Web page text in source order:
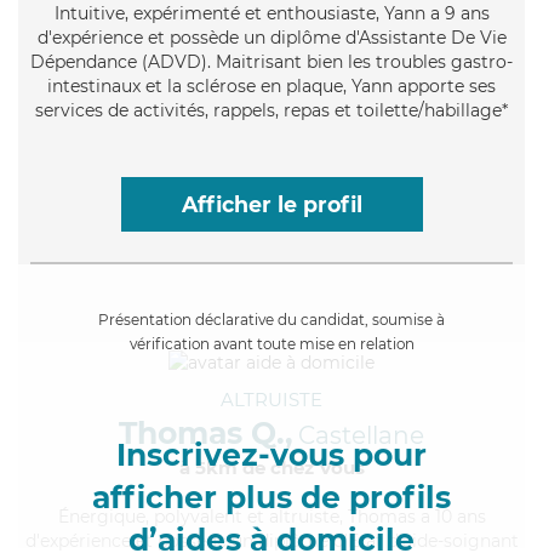
Intuitive, expérimenté et enthousiaste, Yann a 9 ans
d'expérience et possède un diplôme d'Assistante De Vie
Dépendance (ADVD). Maitrisant bien les troubles gastro-
intestinaux et la sclérose en plaque, Yann apporte ses
services de activités, rappels, repas et toilette/habillage*
Afficher le profil
Présentation déclarative du candidat, soumise à
vérification avant toute mise en relation
Inscrivez-vous pour
afficher plus de profils
d’aides à domicile
ALTRUISTE
Thomas Q., Castellane
à 5km de chez Vous
, polyvalent et altruiste, Thomas a 10 ans
d'expérience et possède un diplôme d'Etat d'aide-soignant